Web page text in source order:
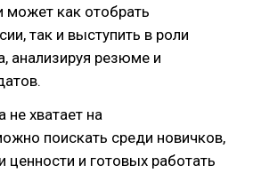
может как отобрать
так и выступить в роли
анализируя резюме и
хватает на
поискать среди новичков,
и готовых работать